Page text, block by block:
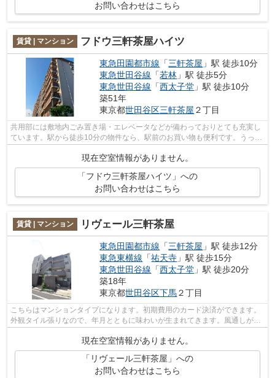
お問い合わせはこちら
賃貸 | マンション フドウ三軒茶屋ハイツ
東急田園都市線 「三軒茶屋 」駅 徒歩10分
東急世田谷線 「若林 」駅 徒歩5分
東急世田谷線 「西太子堂 」駅 徒歩10分
築51年
東京都世田谷区三軒茶屋 ２丁目
共用部には敷地内ごみ置き場・エレベータなどが備わっておりとても充実し
ています。駅から徒歩10分の物件なら、駅前のお買い物も便利です。うっと
りする程綺麗な景色を眺められる、誰...
現在空室情報がありません。
「フドウ三軒茶屋ハイツ」への
お問い合わせはこちら
賃貸 | マンション リヴェール三軒茶屋
東急田園都市線 「三軒茶屋 」駅 徒歩12分
東急東横線 「祐天寺 」駅 徒歩15分
東急世田谷線 「西太子堂 」駅 徒歩20分
築18年
東京都世田谷区下馬２丁目
こちらはマンションタイプになります。初期費用のカード決済ができます。
外観タイル張りなので、年月とともに味わいが生まれてきます。風通しが良
好なので、夏も涼しい風がはいってき...
現在空室情報がありません。
「リヴェール三軒茶屋」への
お問い合わせはこちら